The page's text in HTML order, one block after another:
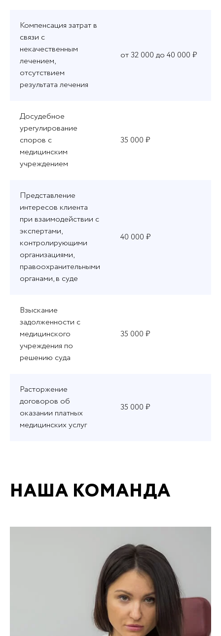
Компенсация затрат в
связи с
некачественным
лечением,
отсутствием
результата лечения
от 32 000 до 40 000 ₽
Досудебное
урегулирование
споров с
медицинским
учреждением
35 000 ₽
Представление
интересов клиента
при взаимодействии с
экспертами,
контролирующими
организациями,
правоохранительными
органами, в суде
40 000 ₽
Взыскание
задолженности с
медицинского
учреждения по
решению суда
35 000 ₽
Расторжение
договоров об
оказании платных
медицинских услуг
35 000 ₽
НАША КОМАНДА